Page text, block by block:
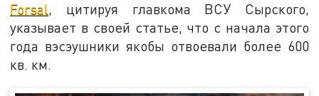
Forsal, цитируя главкома ВСУ Сырского,
указывает в своей статье, что с начала этого
года вэсэушники якобы отвоевали более 600
кв. км.